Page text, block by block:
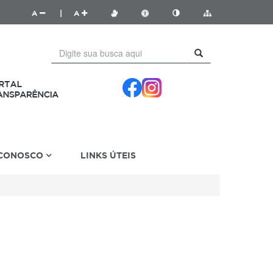
A A
LINKS ÚTEIS